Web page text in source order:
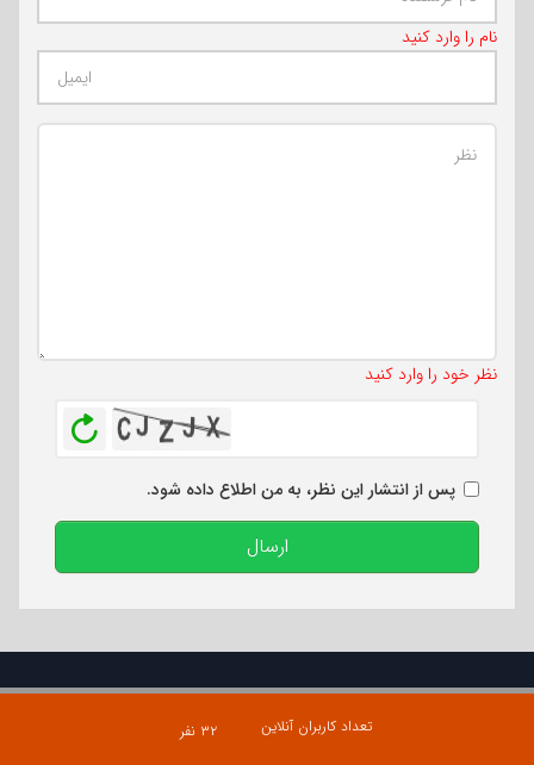
نام را وارد کنید
نظر خود را وارد کنید
پس از انتشار این نظر، به من اطلاع داده شود.
ارسال
تعداد کاربران آنلاین
۳۲ نفر